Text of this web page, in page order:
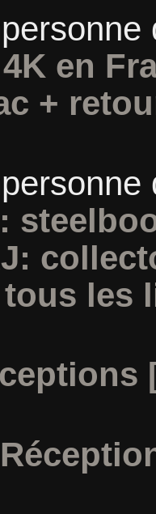
en
+
tous les